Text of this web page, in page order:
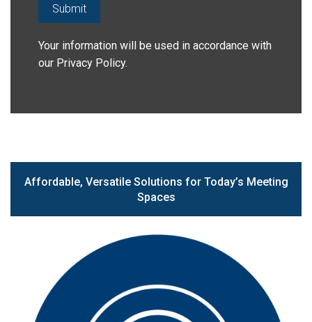
Your information will be used in accordance with
our Privacy Policy.
Affordable, Versatile Solutions for Today’s Meeting
Spaces